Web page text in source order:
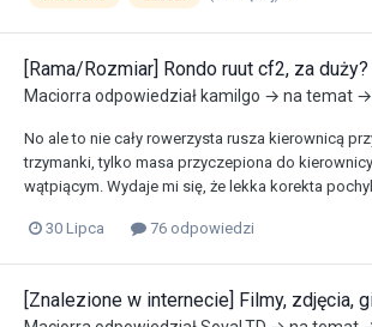
[Rama/Rozmiar] Rondo ruut cf2, za duży?
Maciorra odpowiedział kamilgo → na temat →
No ale to nie cały rowerzysta rusza kierownicą
trzymanki, tylko masa przyczepiona do
wątpiącym. Wydaje mi się, że lekka korekta
30 Lipca 76 odpowiedzi
[Znalezione w internecie] Filmy, zdjęcia,